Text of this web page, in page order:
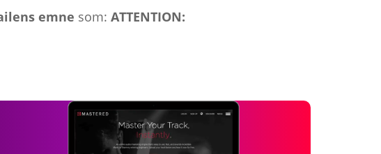
emne som:ATTENTION: